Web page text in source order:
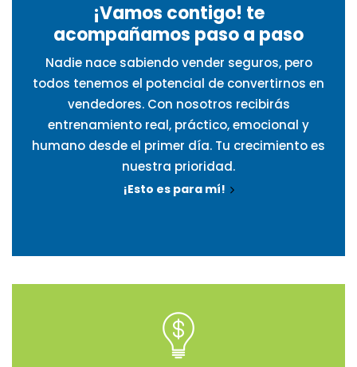
¡Vamos contigo! te
acompañamos paso a paso
Nadie nace sabiendo vender seguros, pero
todos tenemos el potencial de convertirnos en
vendedores. Con nosotros recibirás
entrenamiento real, práctico, emocional y
humano desde el primer día. Tu crecimiento es
nuestra prioridad.
¡Esto es para mí!